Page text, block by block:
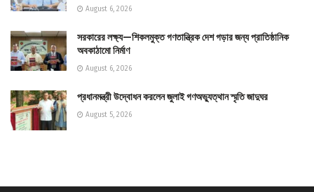
August 6, 2026
সরকারের লক্ষ্য—শিকলমুক্ত গণতান্ত্রিক দেশ গড়ার জন্য প্রাতিষ্ঠানিক
অবকাঠামো নির্মাণ
August 6, 2026
প্রধানমন্ত্রী উদ্বোধন করলেন জুলাই গণঅভ্যুত্থান স্মৃতি জাদুঘর
August 5, 2026